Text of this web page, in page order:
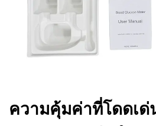
ความคุ้มค่าที่โดดเด่